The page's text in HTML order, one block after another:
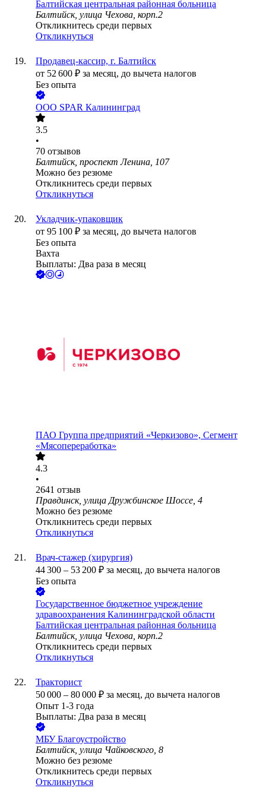
Балтийская центральная районная больница
Балтийск, улица Чехова, корп.2
Откликнитесь среди первых
Откликнуться
Продавец-кассир, г. Балтийск
от 52 600 ₽ за месяц, до вычета налогов
Без опыта
ООО SPAR Калининград
3.5
•
70 отзывов
Балтийск, проспект Ленина, 107
Можно без резюме
Откликнитесь среди первых
Откликнуться
Укладчик-упаковщик
от 95 100 ₽ за месяц, до вычета налогов
Без опыта
Вахта
Выплаты: Два раза в месяц
ПАО Группа предприятий «Черкизово», Сегмент
«Мясопереработка»
4.3
•
2641 отзыв
Правдинск, улица Дружбинское Шоссе, 4
Можно без резюме
Откликнитесь среди первых
Откликнуться
Врач-стажер (хирургия)
44 300 – 53 200 ₽ за месяц, до вычета налогов
Без опыта
Государственное бюджетное учреждение
здравоохранения Калининградской области
Балтийская центральная районная больница
Балтийск, улица Чехова, корп.2
Откликнитесь среди первых
Откликнуться
Тракторист
50 000 – 80 000 ₽ за месяц, до вычета налогов
Опыт 1-3 года
Выплаты: Два раза в месяц
МБУ Благоустройство
Балтийск, улица Чайковского, 8
Можно без резюме
Откликнитесь среди первых
Откликнуться